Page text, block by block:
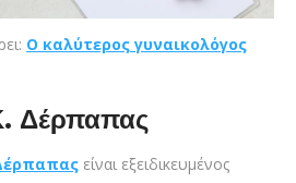
Ο καλύτερος γυναικολόγος
Δέρπαπας
είναι εξειδικευμένος